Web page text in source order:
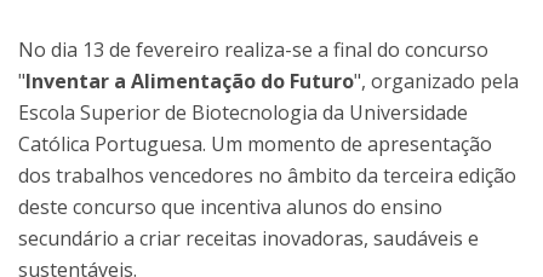
No dia 13 de fevereiro realiza-se a final do concurso
"Inventar a Alimentação do Futuro", organizado pela
Escola Superior de Biotecnologia da Universidade
Católica Portuguesa. Um momento de apresentação
dos trabalhos vencedores no âmbito da terceira edição
deste concurso que incentiva alunos do ensino
secundário a criar receitas inovadoras, saudáveis e
sustentáveis.